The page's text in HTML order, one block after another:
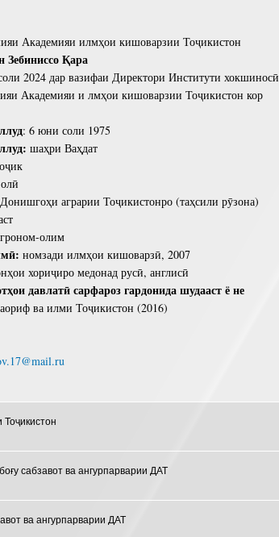
Роҳбарон ва кормандон
Академияи илмҳои кишоварзии Тоҷикистон
ЗебиниссоҚара
2024 дар вазифаи Директори Институти хокшиносӣ
Академияи и лмҳои кишоварзии Тоҷикистон кор
: 6 юни соли 1975
шаҳри Ваҳдат
олӣ
аграрии Тоҷикистонро (таҳсили рӯзона)
олим
номзади илмҳои кишоварзӣ, 2007
хориҷиро медонад русӣ, англисӣ
давлатӣ сарфароз гардонида шудааст ё не
ва илми Тоҷикистон (2016)
сабзавот ва ангурпарварии ДАТ
ва ангурпарварии ДАТ